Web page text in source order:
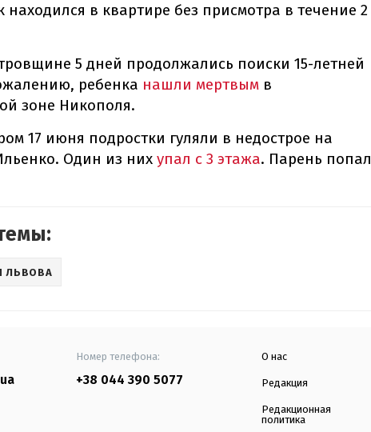
находился в квартире без присмотра в течение 2
5 дней продолжались поиски 15-летней
ребенка нашли мертвым в
зоне Никополя.
17 июня подростки гуляли в недострое на
Один из нихупал с 3 этажа. Парень попал
ЛЬВОВА
Номер телефона:
+38 044 390 5077
О нас
Редакция
Редакционная
политика